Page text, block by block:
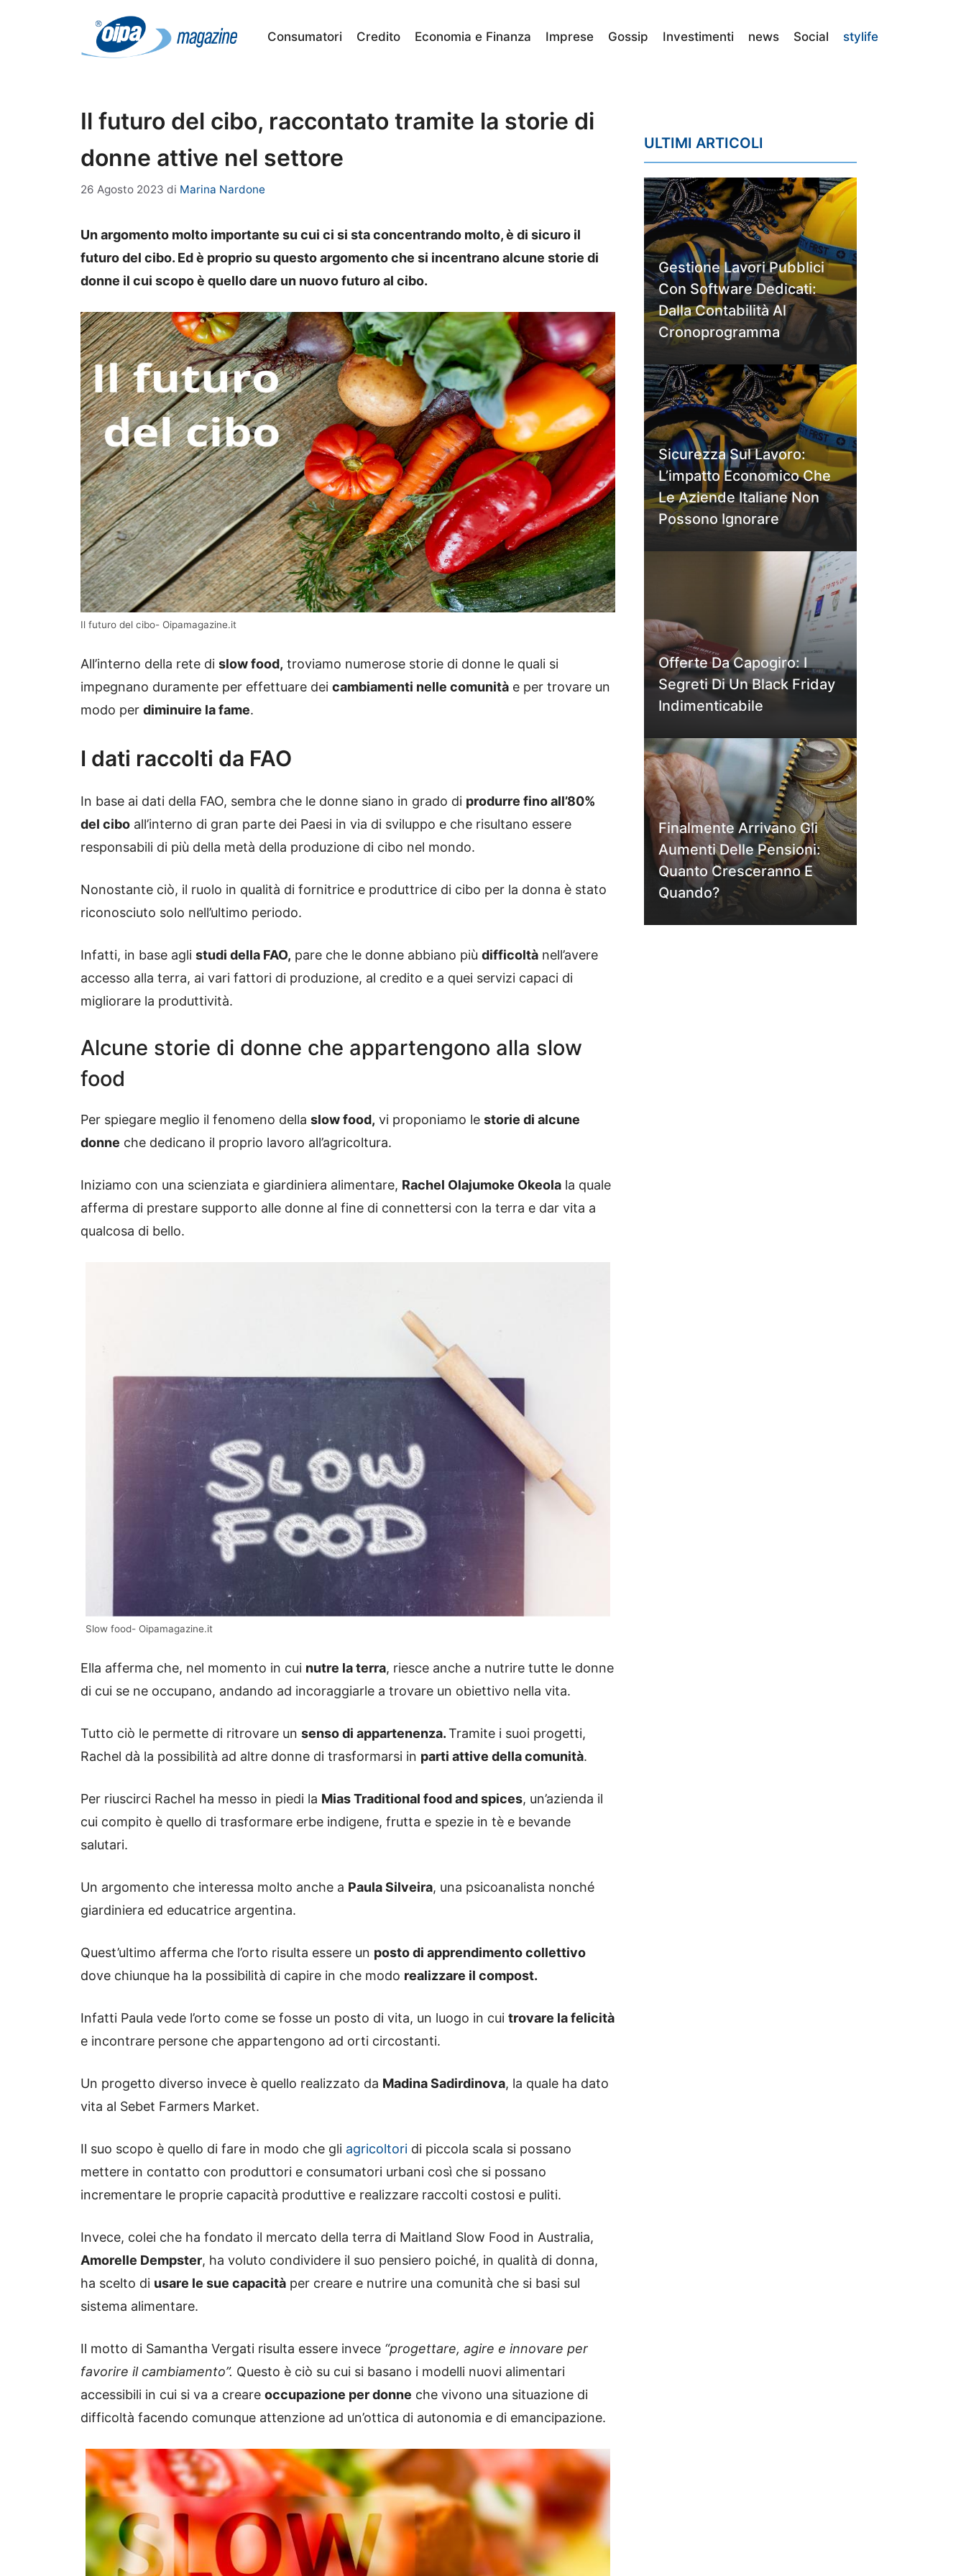
Consumatori Credito Economia e Finanza Imprese Gossip Investimenti news Social stylife
Il futuro del cibo, raccontato tramite la storie di
donne attive nel settore
26 Agosto 2023 di Marina Nardone
Un argomento molto importante su cui ci si sta concentrando molto, è di sicuro il
futuro del cibo. Ed è proprio su questo argomento che si incentrano alcune storie di
donne il cui scopo è quello dare un nuovo futuro al cibo.
Il futuro del cibo- Oipamagazine.it
All’interno della rete di slow food, troviamo numerose storie di donne le quali si
impegnano duramente per effettuare dei cambiamenti nelle comunità e per trovare un
modo per diminuire la fame.
I dati raccolti da FAO
In base ai dati della FAO, sembra che le donne siano in grado di produrre fino all’80%
del cibo all’interno di gran parte dei Paesi in via di sviluppo e che risultano essere
responsabili di più della metà della produzione di cibo nel mondo.
Nonostante ciò, il ruolo in qualità di fornitrice e produttrice di cibo per la donna è stato
riconosciuto solo nell’ultimo periodo.
Infatti, in base agli studi della FAO, pare che le donne abbiano più difficoltà nell’avere
accesso alla terra, ai vari fattori di produzione, al credito e a quei servizi capaci di
migliorare la produttività.
Alcune storie di donne che appartengono alla slow
food
Per spiegare meglio il fenomeno della slow food, vi proponiamo le storie di alcune
donne che dedicano il proprio lavoro all’agricoltura.
Iniziamo con una scienziata e giardiniera alimentare, Rachel Olajumoke Okeola la quale
afferma di prestare supporto alle donne al fine di connettersi con la terra e dar vita a
qualcosa di bello.
Slow food- Oipamagazine.it
Ella afferma che, nel momento in cui nutre la terra, riesce anche a nutrire tutte le donne
di cui se ne occupano, andando ad incoraggiarle a trovare un obiettivo nella vita.
Tutto ciò le permette di ritrovare un senso di appartenenza.Tramite i suoi progetti,
Rachel dà la possibilità ad altre donne di trasformarsi in parti attive della comunità.
Per riuscirci Rachel ha messo in piedi la Mias Traditional food and spices, un’azienda il
cui compito è quello di trasformare erbe indigene, frutta e spezie in tè e bevande
salutari.
Un argomento che interessa molto anche a Paula Silveira, una psicoanalista nonché
giardiniera ed educatrice argentina.
Quest’ultimo afferma che l’orto risulta essere un posto di apprendimento collettivo
dove chiunque ha la possibilità di capire in che modo realizzare il compost.
Infatti Paula vede l’orto come se fosse un posto di vita, un luogo in cui trovare la felicità
e incontrare persone che appartengono ad orti circostanti.
Un progetto diverso invece è quello realizzato da Madina Sadirdinova, la quale ha dato
vita al Sebet Farmers Market.
Il suo scopo è quello di fare in modo che gli agricoltori di piccola scala si possano
mettere in contatto con produttori e consumatori urbani così che si possano
incrementare le proprie capacità produttive e realizzare raccolti costosi e puliti.
Invece, colei che ha fondato il mercato della terra di Maitland Slow Food in Australia,
Amorelle Dempster, ha voluto condividere il suo pensiero poiché, in qualità di donna,
ha scelto di usare le sue capacità per creare e nutrire una comunità che si basi sul
sistema alimentare.
Il motto di Samantha Vergati risulta essere invece “progettare, agire e innovare per
favorire il cambiamento”. Questo è ciò su cui si basano i modelli nuovi alimentari
accessibili in cui si va a creare occupazione per donne che vivono una situazione di
difficoltà facendo comunque attenzione ad un’ottica di autonomia e di emancipazione.
ULTIMI ARTICOLI
Gestione Lavori Pubblici
Con Software Dedicati:
Dalla Contabilità Al
Cronoprogramma
Sicurezza Sul Lavoro:
L’impatto Economico Che
Le Aziende Italiane Non
Possono Ignorare
Offerte Da Capogiro: I
Segreti Di Un Black Friday
Indimenticabile
Finalmente Arrivano Gli
Aumenti Delle Pensioni:
Quanto Cresceranno E
Quando?